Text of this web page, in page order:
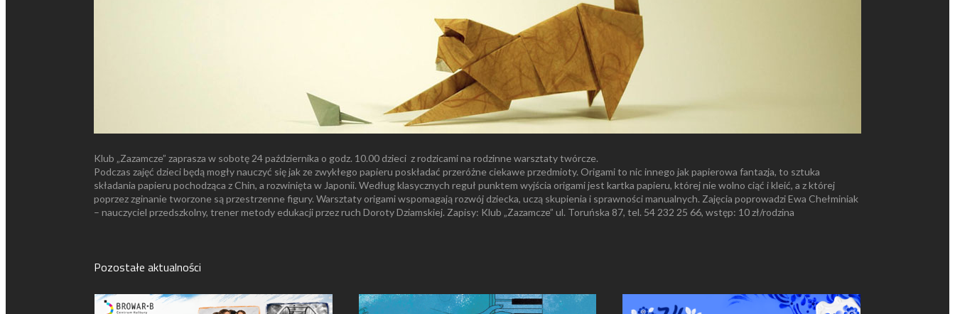
Klub „Zazamcze” zaprasza w sobotę 24 października o godz. 10.00 dzieci z rodzicami na rodzinne warsztaty twórcze.
Podczas zajęć dzieci będą mogły nauczyć się jak ze zwykłego papieru poskładać przeróżne ciekawe przedmioty. Origami to nic innego jak papierowa fantazja, to sztuka
składania papieru pochodząca z Chin, a rozwinięta w Japonii. Według klasycznych reguł punktem wyjścia origami jest kartka papieru, której nie wolno ciąć i kleić, a z której
poprzez zginanie tworzone są przestrzenne figury. Warsztaty origami wspomagają rozwój dziecka, uczą skupienia i sprawności manualnych. Zajęcia poprowadzi Ewa Chełminiak
– nauczyciel przedszkolny, trener metody edukacji przez ruch Doroty Dziamskiej. Zapisy: Klub „Zazamcze” ul. Toruńska 87, tel. 54 232 25 66, wstęp: 10 zł/rodzina
Pozostałe aktualności